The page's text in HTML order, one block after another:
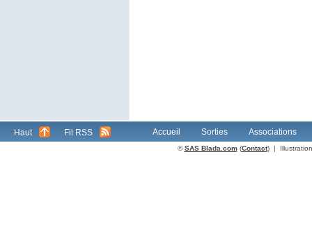
Haut Fil RSS Accueil Sorties Associations
©SAS Blada.com(Contact) |